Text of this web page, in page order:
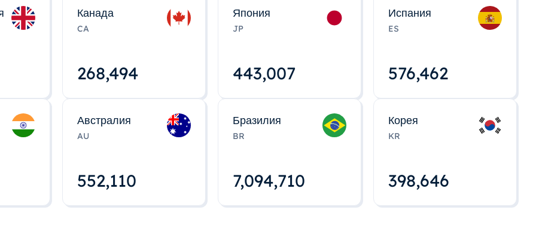
Канада
CA
268,495
Япония
JP
443,008
Испания
ES
576,463
Австралия
AU
552,112
Бразилия
BR
7,094,712
Корея
KR
398,648